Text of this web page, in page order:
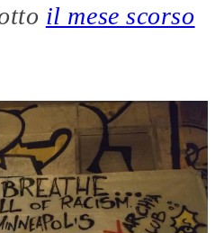
il mese scorso